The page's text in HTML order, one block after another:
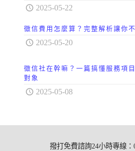
2025-05-22
徵信費用怎麼算？完整解析讓你
2025-05-20
徵信社在幹嘛？一篇搞懂服務項
對象
2025-05-08
撥打免費諮詢24小時專線：